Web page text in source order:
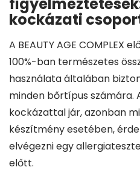
kockázati
A BEAUTY AGE COMPLEX
100%-ban természetes
használata általában
minden bőrtípus számára.
kockázattal jár, azonban
készítmény esetében,
elvégezni egy
előtt.